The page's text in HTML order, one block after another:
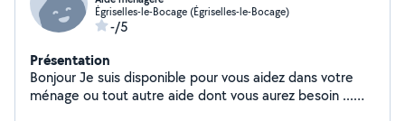
Égriselles-le-Bocage (Égriselles-le-Bocage)
-/5
Présentation
Bonjour Je suis disponible pour vous aidez dans votre
ménage ou tout autre aide dont vous aurez besoin ...